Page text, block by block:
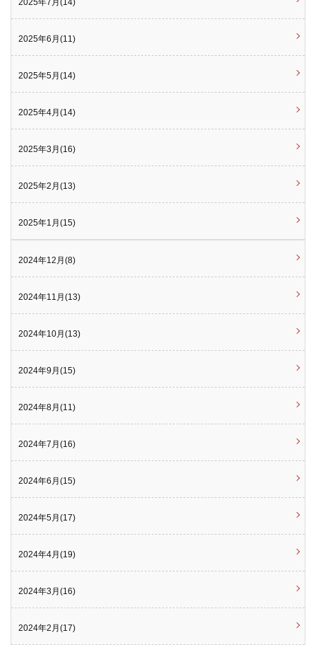
2025年6月(11)
2025年5月(14)
2025年4月(14)
2025年3月(16)
2025年2月(13)
2025年1月(15)
2024年12月(8)
2024年11月(13)
2024年10月(13)
2024年9月(15)
2024年8月(11)
2024年7月(16)
2024年6月(15)
2024年5月(17)
2024年4月(19)
2024年3月(16)
2024年2月(17)